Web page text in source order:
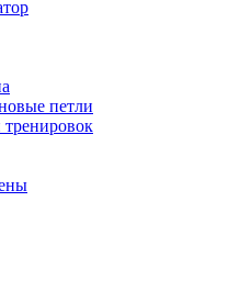
петли
тренировок